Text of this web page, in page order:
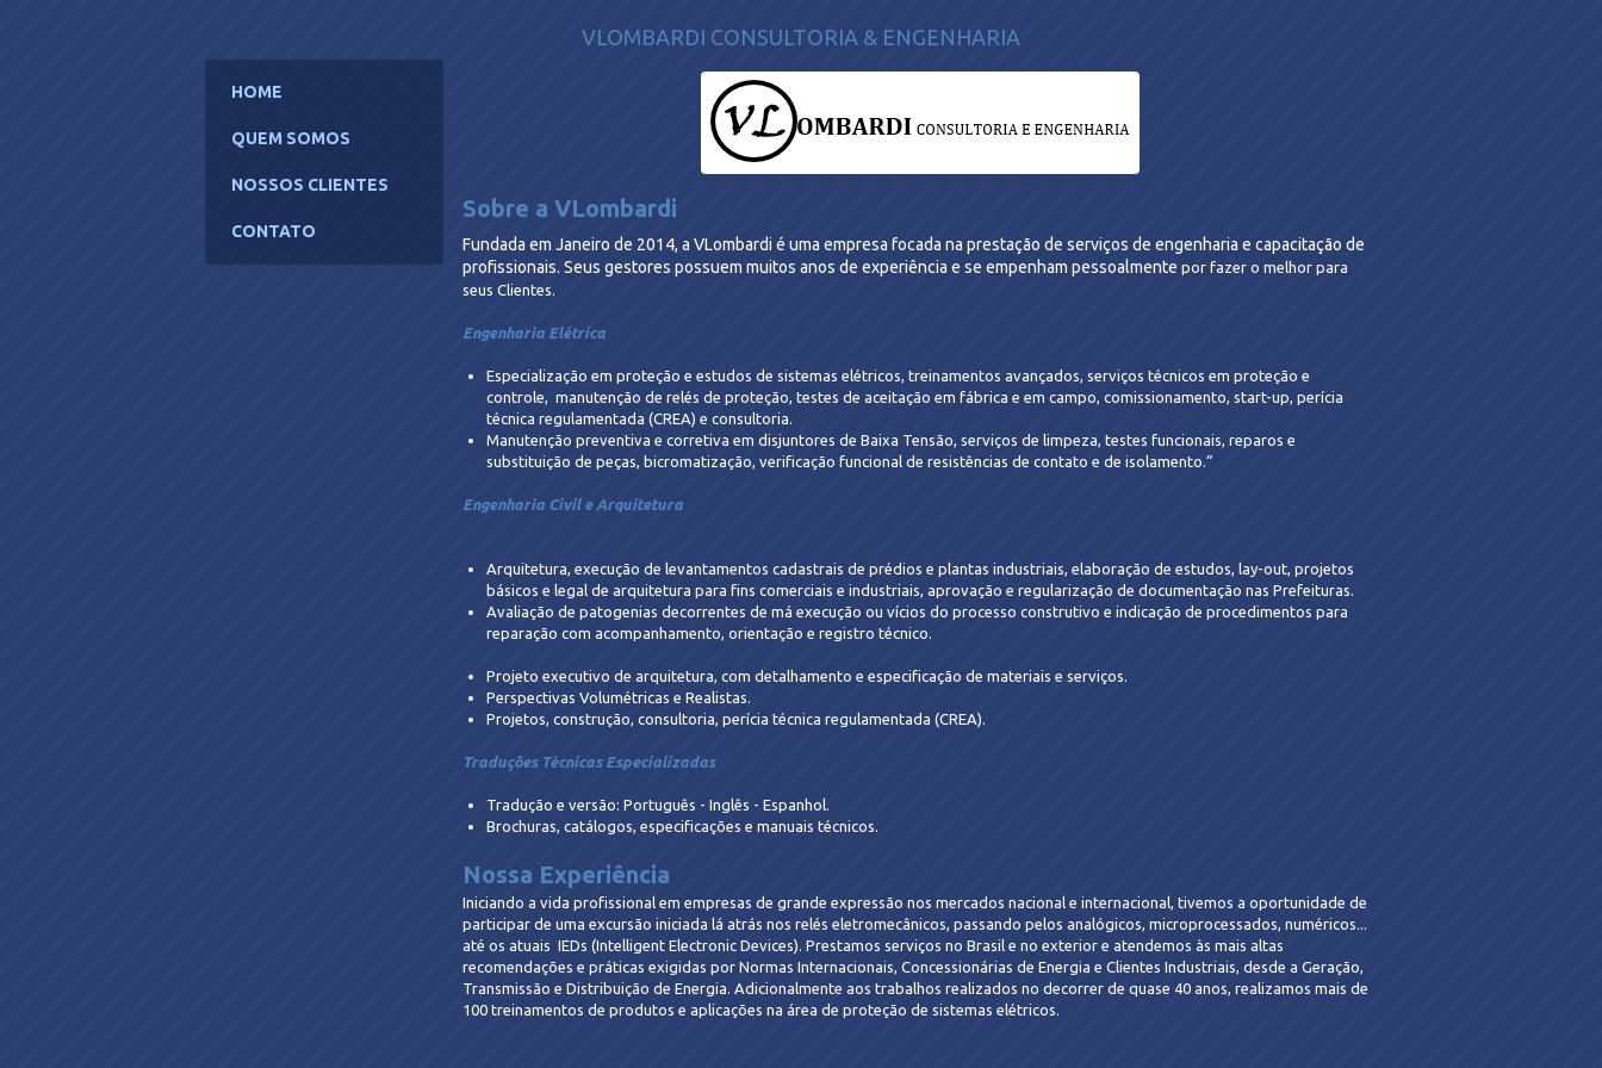
VLOMBARDI CONSULTORIA & ENGENHARIA
HOME
QUEM SOMOS
NOSSOS CLIENTES
CONTATO
Sobre a VLombardi
Fundada em Janeiro de 2014, a VLombardi é uma empresa focada na prestação de serviços de engenharia e capacitação de
profissionais. Seus gestores possuem muitos anos de experiência e se empenham pessoalmente por fazer o melhor para
seus Clientes.
Engenharia Elétrica
Especialização em proteção e estudos de sistemas elétricos, treinamentos avançados, serviços técnicos em proteção e
controle, manutenção de relés de proteção, testes de aceitação em fábrica e em campo, comissionamento, start-up, perícia
técnica regulamentada (CREA) e consultoria.
Manutenção preventiva e corretiva em disjuntores de Baixa Tensão, serviços de limpeza, testes funcionais, reparos e
substituição de peças, bicromatização, verificação funcional de resistências de contato e de isolamento.”
Engenharia Civil e Arquitetura
Arquitetura, execução de levantamentos cadastrais de prédios e plantas industriais, elaboração de estudos, lay-out, projetos
básicos e legal de arquitetura para fins comerciais e industriais, aprovação e regularização de documentação nas Prefeituras.
Avaliação de patogenias decorrentes de má execução ou vícios do processo construtivo e indicação de procedimentos para
reparação com acompanhamento, orientação e registro técnico.
Projeto executivo de arquitetura, com detalhamento e especificação de materiais e serviços.
Perspectivas Volumétricas e Realistas.
Projetos, construção, consultoria, perícia técnica regulamentada (CREA).
Traduções Técnicas Especializadas
Tradução e versão: Português - Inglês - Espanhol.
Brochuras, catálogos, especificações e manuais técnicos.
Nossa Experiência
Iniciando a vida profissional em empresas de grande expressão nos mercados nacional e internacional, tivemos a oportunidade de
participar de uma excursão iniciada lá atrás nos relés eletromecânicos, passando pelos analógicos, microprocessados, numéricos...
até os atuais IEDs (Intelligent Electronic Devices). Prestamos serviços no Brasil e no exterior e atendemos às mais altas
recomendações e práticas exigidas por Normas Internacionais, Concessionárias de Energia e Clientes Industriais, desde a Geração,
Transmissão e Distribuição de Energia. Adicionalmente aos trabalhos realizados no decorrer de quase 40 anos, realizamos mais de
100 treinamentos de produtos e aplicações na área de proteção de sistemas elétricos.